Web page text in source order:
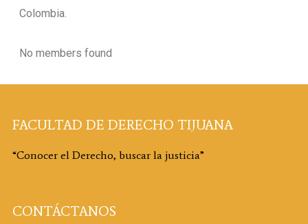
Colombia.
No members found
FACULTAD DE DERECHO TIJUANA
“Conocer el Derecho, buscar la justicia”
CONTÁCTANOS